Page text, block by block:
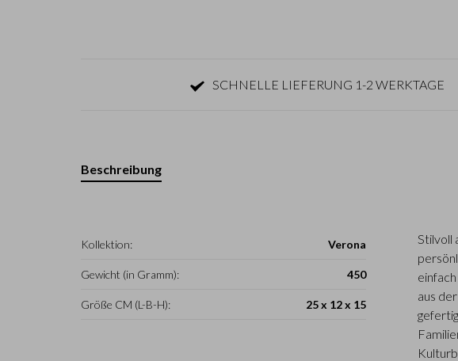
SCHNELLE LIEFERUNG 1-2 WERKTAGE
Beschreibung
Kollektion: Verona
Gewicht (in Gramm): 450
Größe CM (L-B-H): 25 x 12 x 15
Stilvoll
aus